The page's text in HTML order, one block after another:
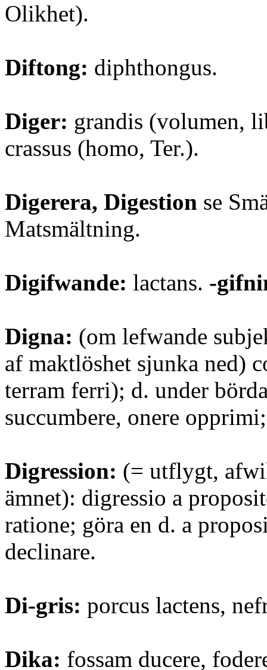
Olikhet).
Diftong: diphthongus.
Diger: grandis (volumen,
crassus (homo, Ter.).
Digerera, Digestion se
Matsmältning.
Digifwande: lactans. -
Digna: (om lefwande
af maktlöshet sjunka ned)
terram ferri); d. under
succumbere, onere
Digression: (= utflygt,
ämnet): digressio a
ratione; göra en d. a
declinare.
Di-gris: porcus lactens,
Dika: fossam ducere,